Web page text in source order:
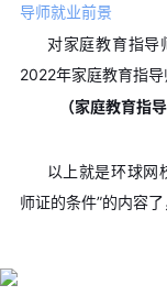
导师就业前景
对家庭教育指导
2022年家庭教育指导
（家庭教育指
以上就是环球网
师证的条件”的内容